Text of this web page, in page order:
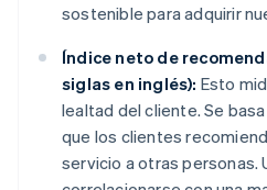
sostenible para adquirir
Índice neto de
siglas en inglés): Esto
lealtad del cliente. Se
que los clientes
servicio a otras personas.